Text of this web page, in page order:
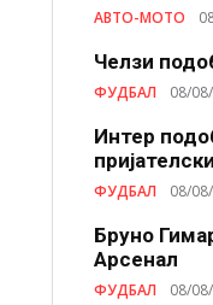
АВТО-МОТО
Челзи
ФУДБАЛ 08/
Интер
ФУДБАЛ 08/
Бруно
Арсенал
ФУДБАЛ 08/